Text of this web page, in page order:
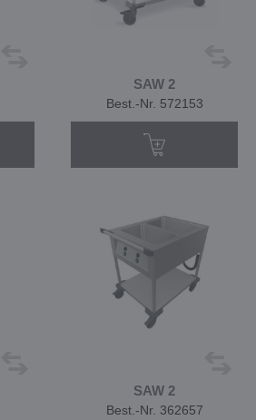
SAW 2
Best.-Nr. 572153
SAW 2
Best.-Nr. 362657